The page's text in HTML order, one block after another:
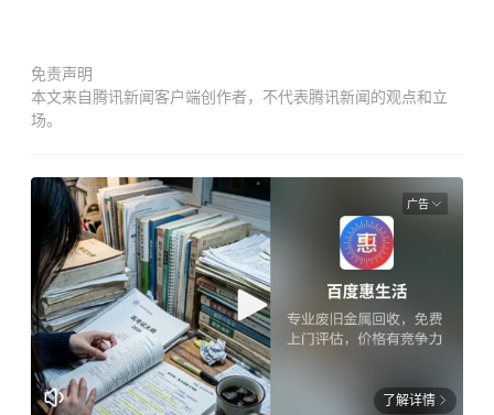
免责声明
本文来自腾讯新闻客户端创作者，不代表腾讯新闻的观点和立
场。
广告
了解详情